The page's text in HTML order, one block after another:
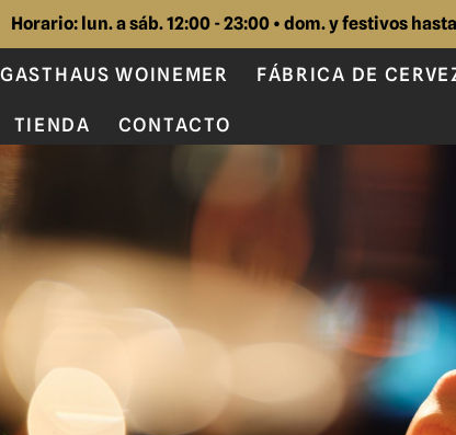
Horario: lun. a sáb. 12:00 - 23:00 • dom. y festivos
GASTHAUS WOINEMER FÁBRICA DE
TIENDA CONTACTO